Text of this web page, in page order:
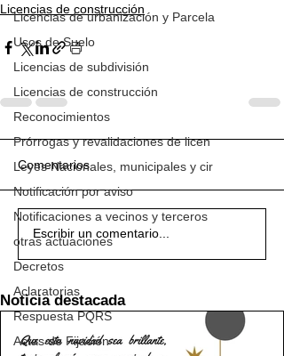
Licencias de urbanización y Parcela
Usos de Suelo
Licencias de subdivisión
Licencias de construcción
Reconocimientos
Prórrogas y revalidaciones de licen
Leyes Nacionales, municipales y cir
Notificación por aviso
Notificaciones a vecinos y terceros
otras actuaciones
Decretos
Aclaratorias
Respuesta PQRS
Actas de Fijación
Licencias de construcción
Comentarios
Escribir un comentario...
Noticia destacada